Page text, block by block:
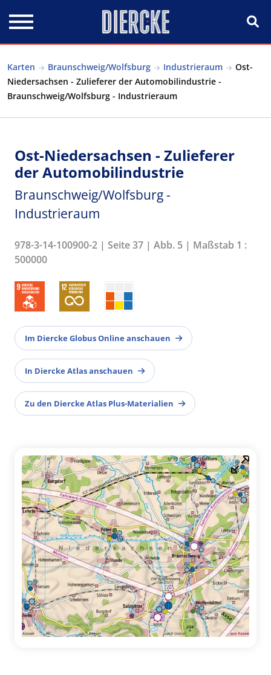
Karten Braunschweig/Wolfsburg Industrieraum
Ost-
Niedersachsen - Zulieferer der Automobilindustrie -
Braunschweig/Wolfsburg - Industrieraum
Ost-Niedersachsen - Zulieferer
der Automobilindustrie
Braunschweig/Wolfsburg -
Industrieraum
978-3-14-100900-2 | Seite 37 | Abb. 5 | Maßstab 1 :
500000
Im Diercke Globus Online anschauen
In Diercke Atlas anschauen
Zu den Diercke Atlas Plus-Materialien